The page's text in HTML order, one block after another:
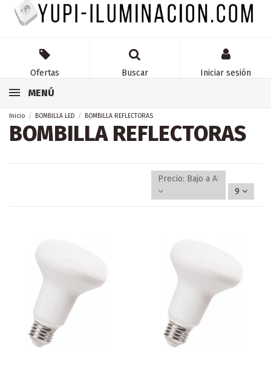
Ofertas Buscar Iniciar sesión
MENÚ
Inicio BOMBILLA LED BOMBILLA REFLECTORAS
BOMBILLA REFLECTORAS
Precio: Bajo a Alto
9